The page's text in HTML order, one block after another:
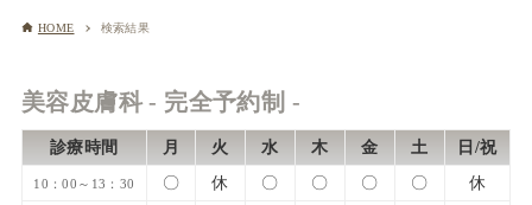
HOME 検索結果
美容皮膚科 - 完全予約制 -
診療時間 月 火 水 木 金 土 日/祝
10：00～13：30 〇 休 〇 〇 〇 〇 休